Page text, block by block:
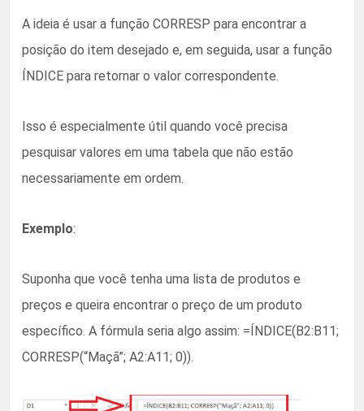
A ideia é usar a função CORRESP para encontrar a
posição do item desejado e, em seguida, usar a função
ÍNDICE para retornar o valor correspondente.
Isso é especialmente útil quando você precisa
pesquisar valores em uma tabela que não estão
necessariamente em ordem.
Exemplo:
Suponha que você tenha uma lista de produtos e
preços e queira encontrar o preço de um produto
específico. A fórmula seria algo assim: =ÍNDICE(B2:B11;
CORRESP(“Maçã”; A2:A11; 0)).